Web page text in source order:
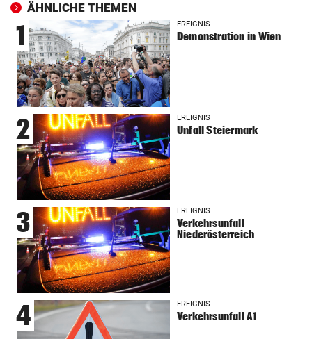
ÄHNLICHE THEMEN
1 EREIGNIS
Demonstration in Wien
2 EREIGNIS
Unfall Steiermark
3 EREIGNIS
Verkehrsunfall
Niederösterreich
4 EREIGNIS
Verkehrsunfall A1